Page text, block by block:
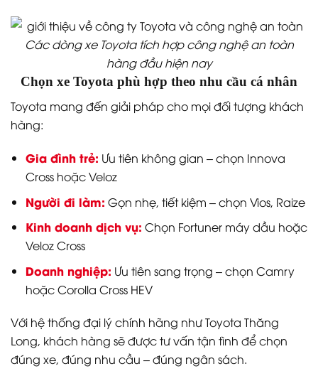
Các dòng xe Toyota tích hợp công nghệ an toàn
hàng đầu hiện nay
Chọn xe Toyota phù hợp theo nhu cầu cá nhân
Toyota mang đến giải pháp cho mọi đối tượng khách
hàng:
Gia đình trẻ: Ưu tiên không gian – chọn Innova
Cross hoặc Veloz
Người đi làm: Gọn nhẹ, tiết kiệm – chọn Vios, Raize
Kinh doanh dịch vụ: Chọn Fortuner máy dầu hoặc
Veloz Cross
Doanh nghiệp: Ưu tiên sang trọng – chọn Camry
hoặc Corolla Cross HEV
Với hệ thống đại lý chính hãng như Toyota Thăng
Long, khách hàng sẽ được tư vấn tận tình để chọn
đúng xe, đúng nhu cầu – đúng ngân sách.